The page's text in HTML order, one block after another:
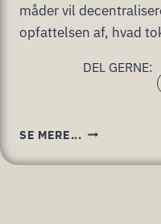
måder vil
opfattelsen af, hvad
DEL GERNE:
SE MERE... HVORDAN
BLOCKCHAIN